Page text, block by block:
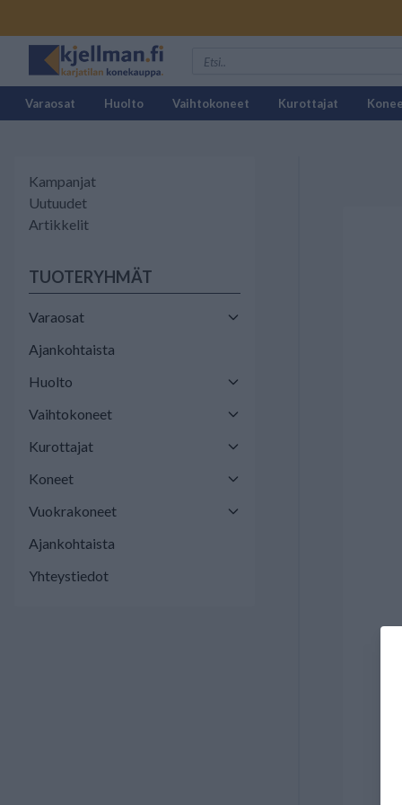
Varaosat Huolto Vaihtokoneet Kurottajat
Kampanjat
Uutuudet
Artikkelit
TUOTERYHMÄT
Varaosat
Ajankohtaista
Huolto
Vaihtokoneet
Kurottajat
Koneet
Vuokrakoneet
Ajankohtaista
Yhteystiedot